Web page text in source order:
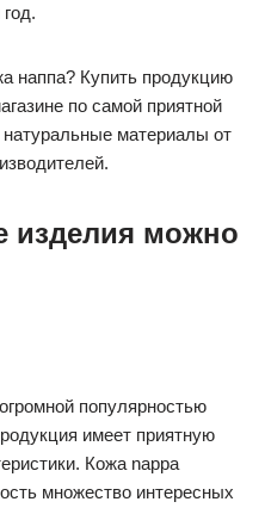
наппа? Купить продукцию
по самой приятной
материалы от
изделия можно
популярностью
имеет приятную
Кожа nappa
множество интересных